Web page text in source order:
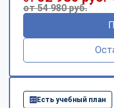
от 54 980 руб.
Есть учебный план
Свяжитесь с нами